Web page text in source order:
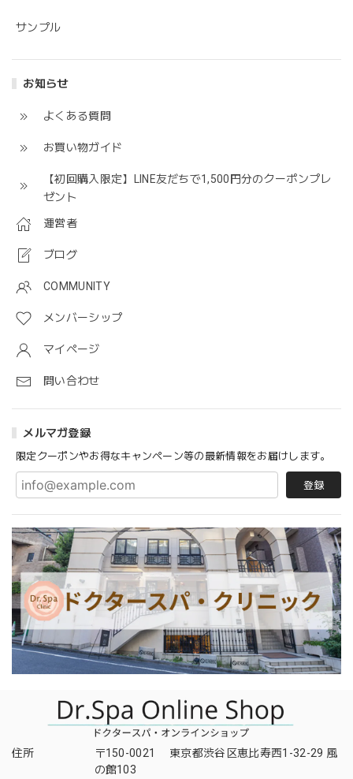
サンプル
お知らせ
よくある質問
お買い物ガイド
【初回購入限定】LINE友だちで1,500円分のクーポンプレ
ゼント
運営者
ブログ
COMMUNITY
メンバーシップ
マイページ
問い合わせ
メルマガ登録
限定クーポンやお得なキャンペーン等の最新情報をお届けします。
登録
住所
〒150-0021 東京都渋谷区恵比寿西1-32-29 風
の館103